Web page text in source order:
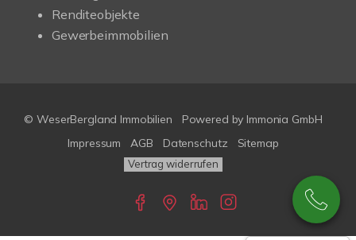
Renditeobjekte
Gewerbeimmobilien
© WeserBergland Immobilien Powered by Immonia GmbH
Impressum
AGB Datenschutz Sitemap
Vertrag widerrufen